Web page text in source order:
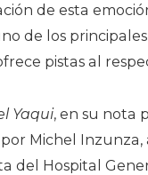
de esta
de los
pistas al
Yaqui, en su nota
Michel Inzunza,
del Hospital